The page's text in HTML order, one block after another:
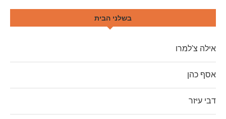
בשלני הבית
אילה צ'למרו
אסף כהן
דבי עיזר